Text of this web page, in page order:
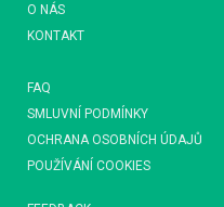
O NÁS
KONTAKT
FAQ
SMLUVNÍ PODMÍNKY
OCHRANA OSOBNÍCH ÚDAJŮ
POUŽÍVÁNÍ COOKIES